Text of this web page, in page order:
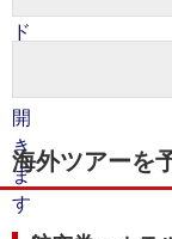
海外ツアーを